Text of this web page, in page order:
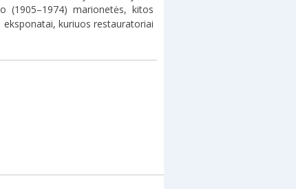
(1905–1974) marionetės, kitos
kuriuos restauratoriai